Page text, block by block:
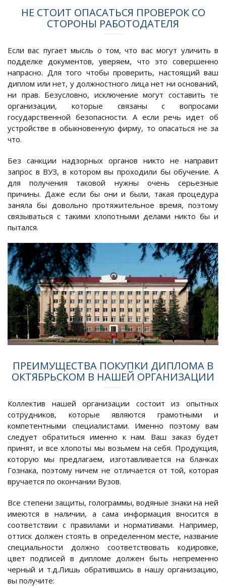
НЕ СТОИТ ОПАСАТЬСЯ ПРОВЕРОК СО
СТОРОНЫ РАБОТОДАТЕЛЯ
Если вас пугает мысль о том, что вас могут уличить в
подделке документов, уверяем, что это совершенно
напрасно. Для того чтобы проверить, настоящий ваш
диплом или нет, у должностного лица нет ни оснований,
ни прав. Безусловно, исключение могут составить те
организации, которые связаны с вопросами
государственной безопасности. А если речь идет об
устройстве в обыкновенную фирму, то опасаться не за
что.
Без санкции надзорных органов никто не направит
запрос в ВУЗ, в котором вы проходили бы обучение. А
для получения таковой нужны очень серьезные
причины. Даже если бы они и были, такая процедура
заняла бы довольно протяжительное время, поэтому
связываться с такими хлопотными делами никто бы и
пытался.
ПРЕИМУЩЕСТВА ПОКУПКИ ДИПЛОМА В
ОКТЯБРЬСКОМ В НАШЕЙ ОРГАНИЗАЦИИ
Коллектив нашей организации состоит из опытных
сотрудников, которые являются грамотными и
компетентными специалистами. Именно поэтому вам
следует обратиться именно к нам. Ваш заказ будет
принят, и все хлопоты мы возьмем на себя. Продукция,
которую мы предлагаем, изготавливается на бланках
Гознака, поэтому ничем не отличается от той, которая
вручается по окончании Вузов.
Все степени защиты, голограммы, водяные знаки на ней
имеются в наличии, а сама информация вносится в
соответствии с правилами и нормативами. Например,
оттиск должен стоять в определенном месте, название
специальности должно соответствовать кодировке,
цвет подписей в дипломе должен быть непременно
черный и т.д.Лишь обратившись в нашу организацию,
вы получите: